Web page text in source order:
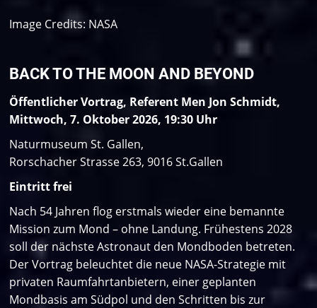
Image Credits: NASA
BACK TO THE MOON AND BEYOND
Öffentlicher Vortrag, Referent Men Jon Schmidt,
Mittwoch, 7. Oktober 2026, 19:30 Uhr
Naturmuseum St. Gallen,
Rorschacher Strasse 263, 9016 St.Gallen
Eintritt frei
Nach 54 Jahren flog erstmals wieder eine bemannte
Mission zum Mond – ohne Landung. Frühestens 2028
soll der nächste Astronaut den Mondboden betreten.
Der Vortrag beleuchtet die neue NASA-Strategie mit
privaten Raumfahrtanbietern, einer geplanten
Mondbasis am Südpol und den Schritten bis zur